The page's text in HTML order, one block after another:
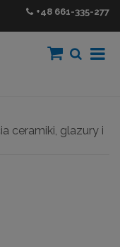
+48 661-335-277
ceramiki, glazury i